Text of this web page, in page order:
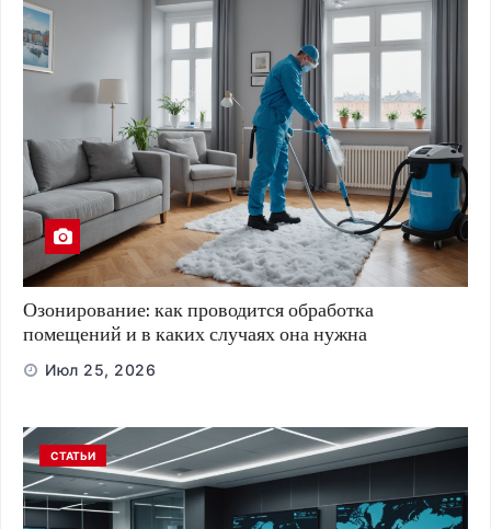
Озонирование: как проводится обработка
помещений и в каких случаях она нужна
Июл 25, 2026
СТАТЬИ